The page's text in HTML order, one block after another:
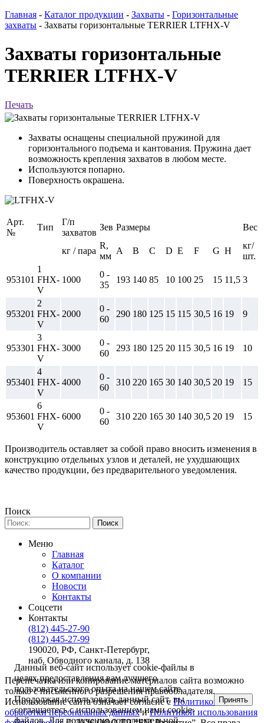
Главная - Каталог продукции - Захваты - Горизонтальные
захваты - Захваты горизонтальные TERRIER LTFHX-V
Захваты горизонтальные
TERRIER LTFHX-V
Печать
Захваты оснащены специальной пружиной для
горизонтального подъема и кантования. Пружина дает
возможность крепления захватов в любом месте.
Используются попарно.
Поверхность окрашена.
Арт.
№
Тип
Г/п
захватов
Зев Размеры Вес
кг / пара
R,
мм
A B C D E F G H
кг/
шт.
953101
1
FHX-
V
1000
0 -
35
193 140 85 10 100 25 15 11,5 3
953201
2
FHX-
V
2000
0 -
60
290 180 125 15 115 30,5 16 19 9
953301
3
FHX-
V
3000
0 -
60
293 180 125 20 115 30,5 16 19 10
953401
4
FHX-
V
4000
0 -
60
310 220 165 30 140 30,5 20 19 15
953601
6
FHX-
V
6000
0 -
60
310 220 165 30 140 30,5 20 19 15
Производитель оставляет за собой право вносить изменения в
конструкцию отдельных узлов и деталей, не ухудшающих
качество продукции, без предварительного уведомления.
Поиск
Меню
Главная
Каталог
О компании
Новости
Контакты
Соцсети
Контакты
(812) 445-27-90
(812) 445-27-99
190020, РФ, Санкт-Петербург,
наб. Обводного канала, д. 138
Перепечатка или копирование материалов сайта возможно
только с письменного разрешения правообладателя.
Использование сайта означает согласие с Политикой
обработки персональных данныхиПолитикой использования
Данный веб-сайт использует cookie-файлы в
целях предоставления вам лучшего
пользовательского опыта на нашем сайте.
Продолжая использовать данный сайт, вы
соглашаетесь с использованием нами cookie-
файлов. Для получения дополнительной
Принять